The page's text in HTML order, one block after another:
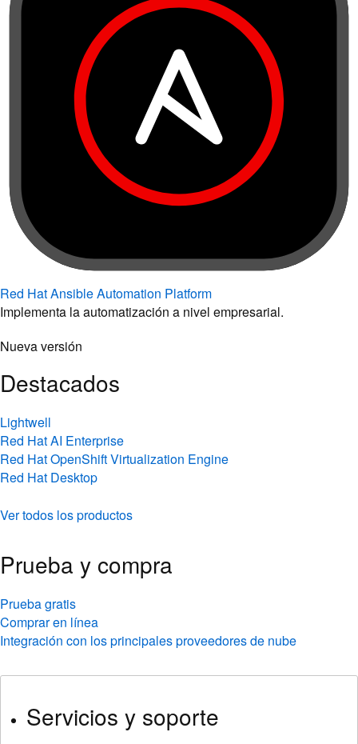
Red Hat Ansible Automation Platform
Implementa la automatización a nivel empresarial.
Nueva versión
Destacados
Lightwell
Red Hat AI Enterprise
Red Hat OpenShift Virtualization Engine
Red Hat Desktop
Ver todos los productos
Prueba y compra
Prueba gratis
Comprar en línea
Integración con los principales proveedores de nube
Servicios y soporte